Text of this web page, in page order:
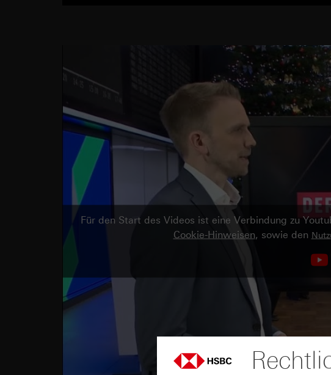
Für den Start des Videos ist eine Verbindung zu
Cookie-Hinweisen, sowie den